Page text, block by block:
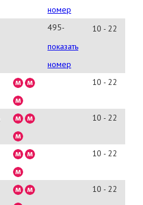
17-
00
номер
495-
640-
43-
показать
номер
10 - 22
10 - 22
10 - 22
10 - 22
10 - 22